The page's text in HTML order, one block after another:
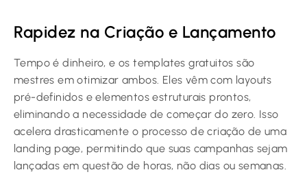
Rapidez na Criação e Lançamento
Tempo é dinheiro, e os templates gratuitos são
mestres em otimizar ambos. Eles vêm com layouts
pré-definidos e elementos estruturais prontos,
eliminando a necessidade de começar do zero. Isso
acelera drasticamente o processo de criação de uma
landing page, permitindo que suas campanhas sejam
lançadas em questão de horas, não dias ou semanas.